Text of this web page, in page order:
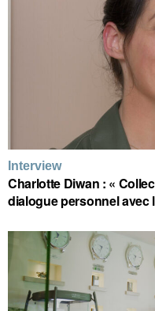
Interview
Charlotte Diwan : «
dialogue personnel avec